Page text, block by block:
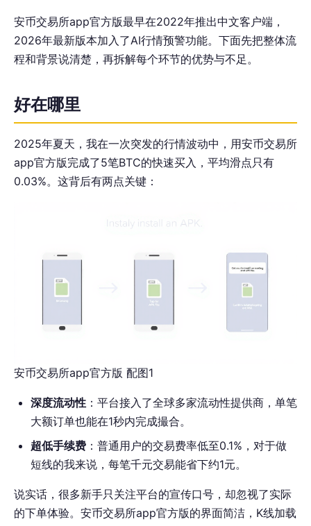
安币交易所app官方版最早在2022年推出中文客户端，
2026年最新版本加入了AI行情预警功能。下面先把整体流
程和背景说清楚，再拆解每个环节的优势与不足。
好在哪里
2025年夏天，我在一次突发的行情波动中，用安币交易所
app官方版完成了5笔BTC的快速买入，平均滑点只有
0.03%。这背后有两点关键：
安币交易所app官方版 配图1
深度流动性 ：平台接入了全球多家流动性提供商，单笔
大额订单也能在1秒内完成撮合。
超低手续费 ：普通用户的交易费率低至0.1%，对于做
短线的我来说，每笔千元交易能省下约1元。
说实话，很多新手只关注平台的宣传口号，却忽视了实际
的下单体验。安币交易所app官方版的界面简洁，K线加载